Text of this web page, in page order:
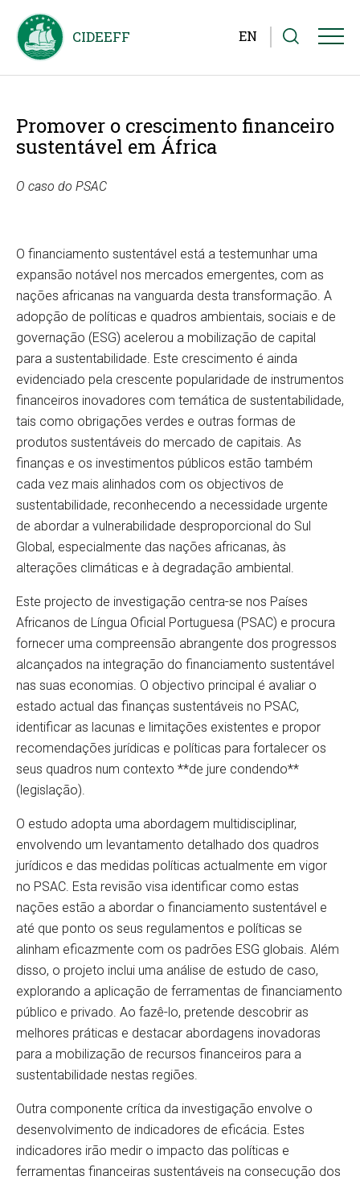
EN
Promover o crescimento financeiro
sustentável em África
O caso do PSAC
O financiamento sustentável está a testemunhar uma
expansão notável nos mercados emergentes, com as
nações africanas na vanguarda desta transformação. A
adopção de políticas e quadros ambientais, sociais e de
governação (ESG) acelerou a mobilização de capital
para a sustentabilidade. Este crescimento é ainda
evidenciado pela crescente popularidade de instrumentos
financeiros inovadores com temática de sustentabilidade,
tais como obrigações verdes e outras formas de
produtos sustentáveis ​​​​do mercado de capitais. As
finanças e os investimentos públicos estão também
cada vez mais alinhados com os objectivos de
sustentabilidade, reconhecendo a necessidade urgente
de abordar a vulnerabilidade desproporcional do Sul
Global, especialmente das nações africanas, às
alterações climáticas e à degradação ambiental.
Este projecto de investigação centra-se nos Países
Africanos de Língua Oficial Portuguesa (PSAC) e procura
fornecer uma compreensão abrangente dos progressos
alcançados na integração do financiamento sustentável
nas suas economias. O objectivo principal é avaliar o
estado actual das finanças sustentáveis ​​no PSAC,
identificar as lacunas e limitações existentes e propor
recomendações jurídicas e políticas para fortalecer os
seus quadros num contexto **de jure condendo**
(legislação).
O estudo adopta uma abordagem multidisciplinar,
envolvendo um levantamento detalhado dos quadros
jurídicos e das medidas políticas actualmente em vigor
no PSAC. Esta revisão visa identificar como estas
nações estão a abordar o financiamento sustentável e
até que ponto os seus regulamentos e políticas se
alinham eficazmente com os padrões ESG globais. Além
disso, o projeto inclui uma análise de estudo de caso,
explorando a aplicação de ferramentas de financiamento
público e privado. Ao fazê-lo, pretende descobrir as
melhores práticas e destacar abordagens inovadoras
para a mobilização de recursos financeiros para a
sustentabilidade nestas regiões.
Outra componente crítica da investigação envolve o
desenvolvimento de indicadores de eficácia. Estes
indicadores irão medir o impacto das políticas e
ferramentas financeiras sustentáveis ​​na consecução dos